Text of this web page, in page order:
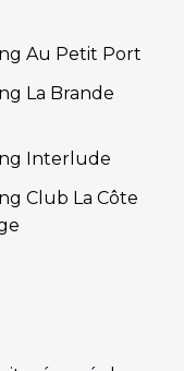
Au Petit Port
La Brande
Interlude
Club La Côte